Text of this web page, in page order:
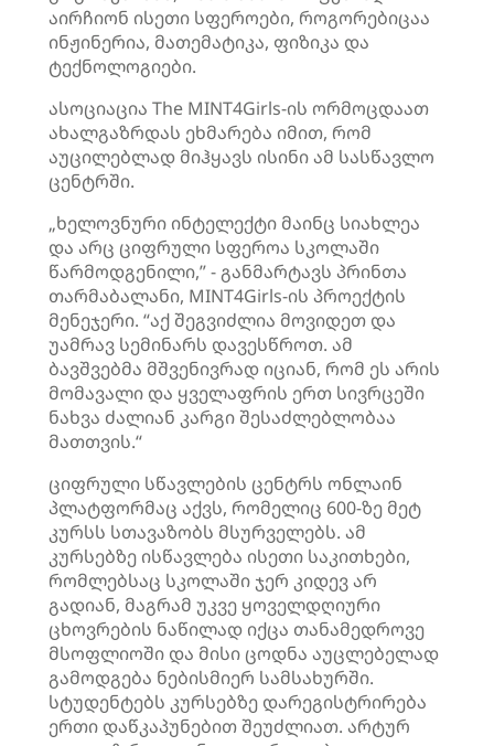
აირჩიონ ისეთი სფეროები, როგორებიცაა
ინჟინერია, მათემატიკა, ფიზიკა და
ტექნოლოგიები.
ასოციაცია The MINT4Girls-ის ორმოცდაათ
ახალგაზრდას ეხმარება იმით, რომ
აუცილებლად მიჰყავს ისინი ამ სასწავლო
ცენტრში.
„ხელოვნური ინტელექტი მაინც სიახლეა
და არც ციფრული სფეროა სკოლაში
წარმოდგენილი,” - განმარტავს პრინთა
თარმაბალანი, MINT4Girls-ის პროექტის
მენეჯერი. “აქ შეგვიძლია მოვიდეთ და
უამრავ სემინარს დავესწროთ. ამ
ბავშვებმა მშვენივრად იციან, რომ ეს არის
მომავალი და ყველაფრის ერთ სივრცეში
ნახვა ძალიან კარგი შესაძლებლობაა
მათთვის.“
ციფრული სწავლების ცენტრს ონლაინ
პლატფორმაც აქვს, რომელიც 600-ზე მეტ
კურსს სთავაზობს მსურველებს. ამ
კურსებზე ისწავლება ისეთი საკითხები,
რომლებსაც სკოლაში ჯერ კიდევ არ
გადიან, მაგრამ უკვე ყოველდღიური
ცხოვრების ნაწილად იქცა თანამედროვე
მსოფლიოში და მისი ცოდნა აუცლებელად
გამოდგება ნებისმიერ სამსახურში.
სტუდენტებს კურსებზე დარეგისტრირება
ერთი დაწკაპუნებით შეუძლიათ. არტურ